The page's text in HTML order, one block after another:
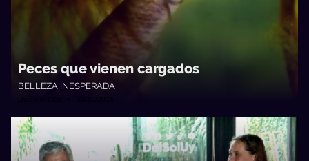
Peces que vienen cargados
BELLEZA INESPERADA
Quién te Dice • 30/10/2024